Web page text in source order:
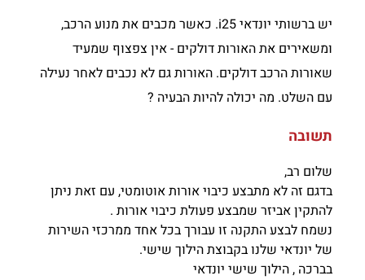
יש ברשותי יונדאי i25. כאשר מכבים את מנוע הרכב,
ומשאירים את האורות דולקים - אין צפצוף שמעיד
שאורות הרכב דולקים. האורות גם לא נכבים לאחר נעילה
עם השלט. מה יכולה להיות הבעיה ?
תשובה
שלום רב,
בדגם זה לא מתבצע כיבוי אורות אוטומטי, עם זאת ניתן
להתקין אביזר שמבצע פעולת כיבוי אורות .
נשמח לבצע התקנה זו עבורך בכל אחד ממרכזי השירות
של יונדאי שלנו בקבוצת הילוך שישי.
בברכה , הילוך שישי יונדאי